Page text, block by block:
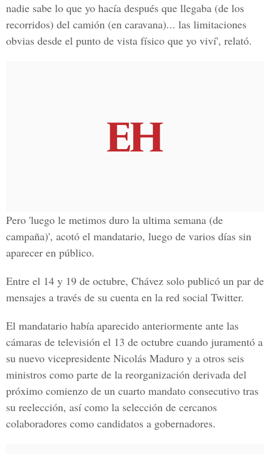
nadie sabe lo que yo hacía después que llegaba (de los
recorridos) del camión (en caravana)... las limitaciones
obvias desde el punto de vista físico que yo viví', relató.
Pero 'luego le metimos duro la ultima semana (de
campaña)', acotó el mandatario, luego de varios días sin
aparecer en público.
Entre el 14 y 19 de octubre, Chávez solo publicó un par de
mensajes a través de su cuenta en la red social Twitter.
El mandatario había aparecido anteriormente ante las
cámaras de televisión el 13 de octubre cuando juramentó a
su nuevo vicepresidente Nicolás Maduro y a otros seis
ministros como parte de la reorganización derivada del
próximo comienzo de un cuarto mandato consecutivo tras
su reelección, así como la selección de cercanos
colaboradores como candidatos a gobernadores.